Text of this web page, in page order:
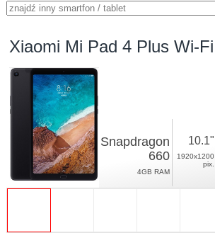
Xiaomi Mi Pad 4 Plus Wi-Fi
Snapdragon
660
4GB RAM
10.1"
1920x1200
pix.